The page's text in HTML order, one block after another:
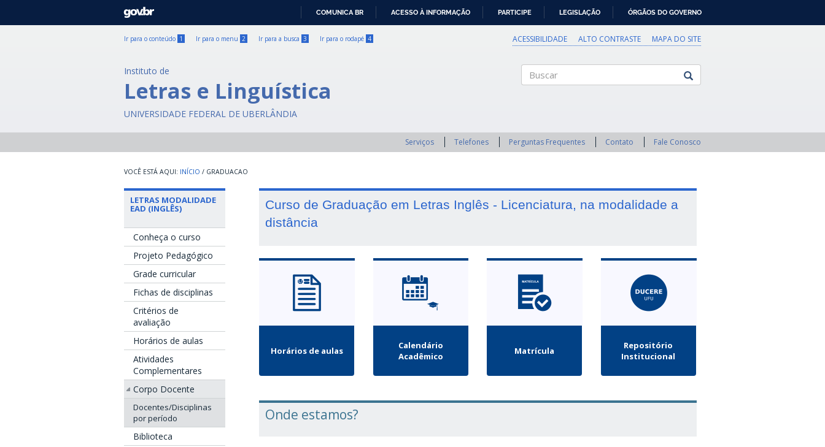
GOVBR
COMUNICA BR ACESSO À INFORMAÇÃO PARTICIPE LEGISLAÇÃO ÓRGÃOS DO GOVERNO
Ir para o conteúdo 1 Ir para o menu 2 Ir para a busca 3 Ir para o rodapé 4 ACESSIBILIDADE ALTO CONTRASTE MAPA DO SITE
Instituto de
Letras e Linguística
UNIVERSIDADE FEDERAL DE UBERLÂNDIA
Serviços Telefones Perguntas Frequentes Contato Fale Conosco
INÍCIO / GRADUACAO
LETRAS MODALIDADE
EAD (INGLÊS)
Conheça o curso
Projeto Pedagógico
Grade curricular
Fichas de disciplinas
Critérios de
avaliação
Horários de aulas
Atividades
Complementares
Corpo Docente
Docentes/Disciplinas
por período
Biblioteca
Curso de Graduação em Letras Inglês - Licenciatura, na modalidade a
distância
Horários de aulas
Calendário
Acadêmico
Matrícula
Repositório
Institucional
Onde estamos?